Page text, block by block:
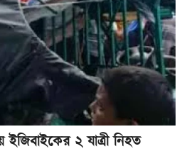
ইজিবাইকের ২ যাত্রী নিহত